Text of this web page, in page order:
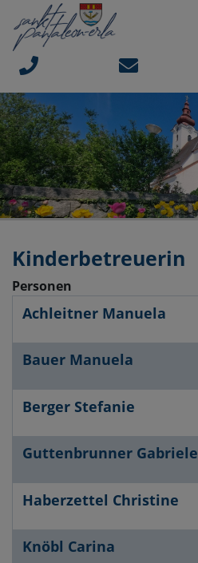
Sprungmarken
Springe direkt zu:
Kinderbetreuerin
Personen
Name
Telefon
E-Mail
Website
Achleitner Manuela
Bauer Manuela
Berger Stefanie
Guttenbrunner Gabriele
Haberzettel Christine
Knöbl Carina